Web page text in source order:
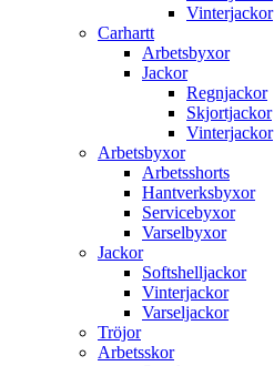
Vinterjackor
Carhartt
Arbetsbyxor
Jackor
Regnjackor
Skjortjackor
Vinterjackor
Arbetsbyxor
Arbetsshorts
Hantverksbyxor
Servicebyxor
Varselbyxor
Jackor
Softshelljackor
Vinterjackor
Varseljackor
Tröjor
Arbetsskor